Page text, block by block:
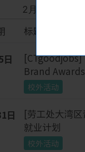
2月
标题
日
Brand
校外活动
日
[劳工处大湾
就业计划
校外活动